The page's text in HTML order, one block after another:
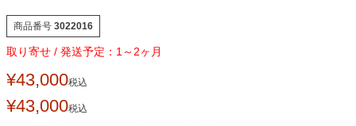
商品番号 3022016
1～2ヶ月
¥43,000税込
¥43,000税込